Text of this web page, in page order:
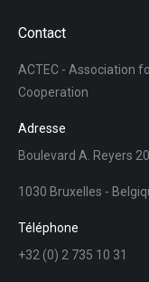
Contact
ACTEC - Association
Cooperation
Adresse
Boulevard A. Reyers
1030 Bruxelles -
Téléphone
+32 (0) 2 735 10 31